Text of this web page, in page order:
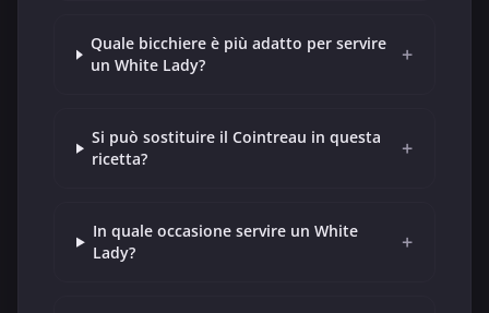
Quale bicchiere è più adatto per servire
un White Lady?
+
Si può sostituire il Cointreau in questa
ricetta?
+
In quale occasione servire un White
Lady?
+